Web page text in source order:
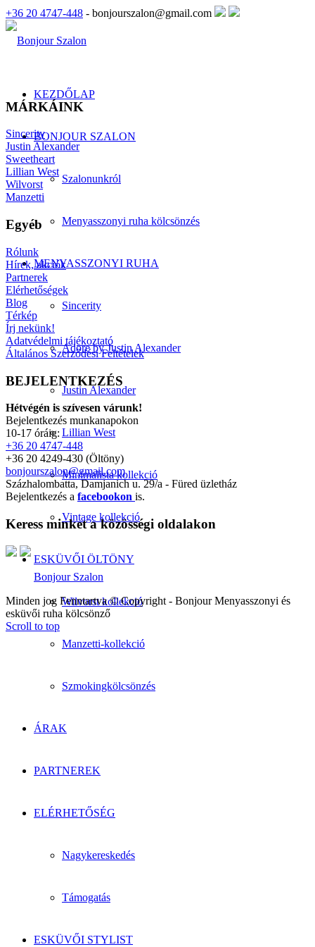
+36 20 4747-448 - bonjourszalon@gmail.com
KEZDŐLAP
BONJOUR SZALON
Szalonunkról
Menyasszonyi ruha kölcsönzés
MENYASSZONYI RUHA
Sincerity
Adore by Justin Alexander
Justin Alexander
Lillian West
Minimalista kollekció
Vintage kollekció
ESKÜVŐI ÖLTÖNY
Wilvorst kollekció
Manzetti-kollekció
Szmokingkölcsönzés
ÁRAK
PARTNEREK
ELÉRHETŐSÉG
Nagykereskedés
Támogatás
ESKÜVŐI STYLIST
MÁRKÁINK
Sincerity
Justin Alexander
Sweetheart
Lillian West
Wilvorst
Manzetti
Egyéb
Rólunk
Hírek, akciók
Partnerek
Elérhetőségek
Blog
Térkép
Írj nekünk!
Adatvédelmi tájékoztató
Általános Szerződési Feltételek
BEJELENTKEZÉS
Hétvégén is szívesen várunk!
Bejelentkezés munkanapokon
10-17 óráig:
+36 20 4747-448
+36 20 4249-430 (Öltöny)
bonjourszalon@gmail.com
Százhalombatta, Damjanich u. 29/a - Füred üzletház
Bejelentkezés a facebookon is.
Keress minket a közösségi oldalakon
Bonjour Szalon
Minden jog Fenntartva © Copyright - Bonjour Menyasszonyi és
esküvői ruha kölcsönző
Scroll to top